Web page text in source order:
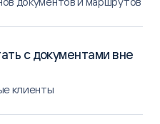
с документами вне
клиенты